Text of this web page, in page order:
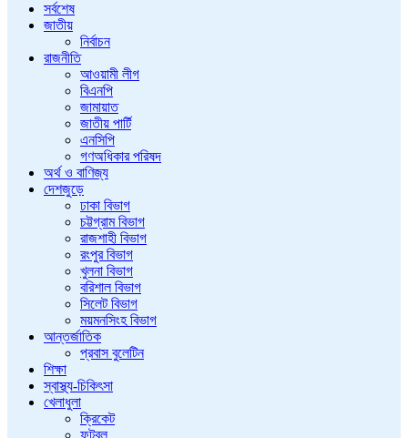
সর্বশেষ
জাতীয়
নির্বাচন
রাজনীতি
আওয়ামী লীগ
বিএনপি
জামায়াত
জাতীয় পার্টি
এনসিপি
গণঅধিকার পরিষদ
অর্থ ও বাণিজ্য
দেশজুড়ে
ঢাকা বিভাগ
চট্টগ্রাম বিভাগ
রাজশাহী বিভাগ
রংপুর বিভাগ
খুলনা বিভাগ
বরিশাল বিভাগ
সিলেট বিভাগ
ময়মনসিংহ বিভাগ
আন্তর্জাতিক
প্রবাস বুলেটিন
শিক্ষা
স্বাস্থ্য-চিকিৎসা
খেলাধুলা
ক্রিকেট
ফুটবল